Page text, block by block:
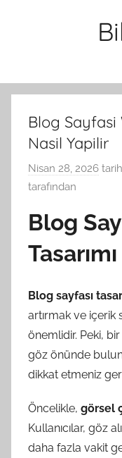
Blog Sayfasi
Nasil Yapilir
Nisan 28, 2026
tarafından
Blog
Blog sayfası
artırmak ve
önemlidir. Peki,
göz önünde
dikkat etmeniz
Öncelikle, görsel
Kullanıcılar, göz
daha fazla vakit